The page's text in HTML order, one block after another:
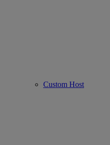
Custom Host